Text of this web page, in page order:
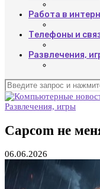
Работа в
Телефоны и
Развлечения,
Развлечения, игры
Capcom не
06.06.2026